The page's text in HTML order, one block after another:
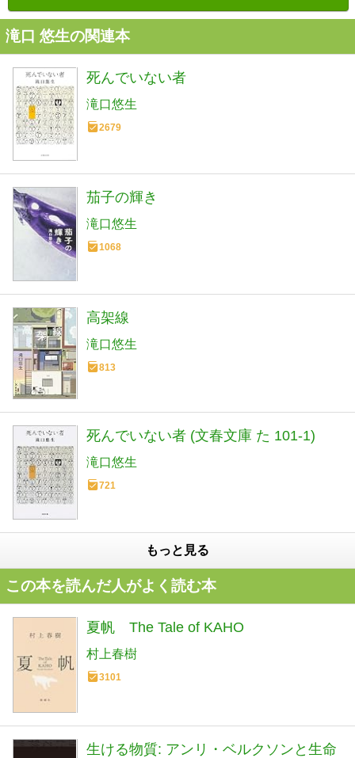
滝口 悠生の関連本
死んでいない者
滝口悠生
2679
茄子の輝き
滝口悠生
1068
高架線
滝口悠生
813
死んでいない者 (文春文庫 た 101-1)
滝口悠生
721
もっと見る
この本を読んだ人がよく読む本
夏帆 The Tale of KAHO
村上春樹
3101
生ける物質: アンリ・ベルクソンと生命